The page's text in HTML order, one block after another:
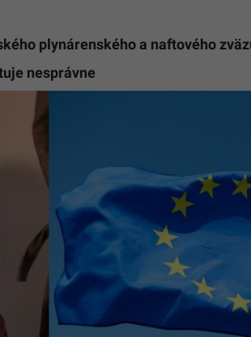
plynárenského a naftového
nesprávne